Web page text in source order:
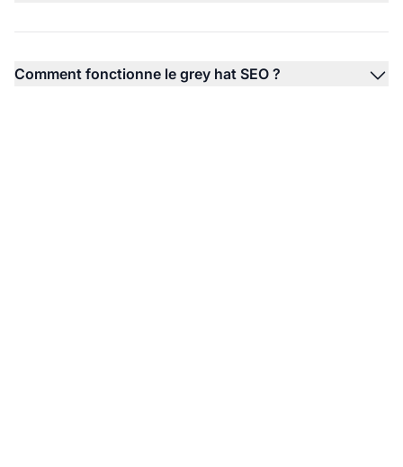
Comment fonctionne le grey hat SEO ?